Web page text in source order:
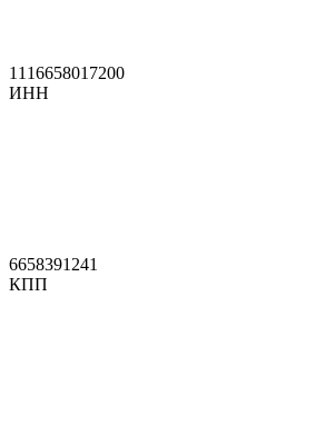
1116658017200
ИНН
6658391241
КПП